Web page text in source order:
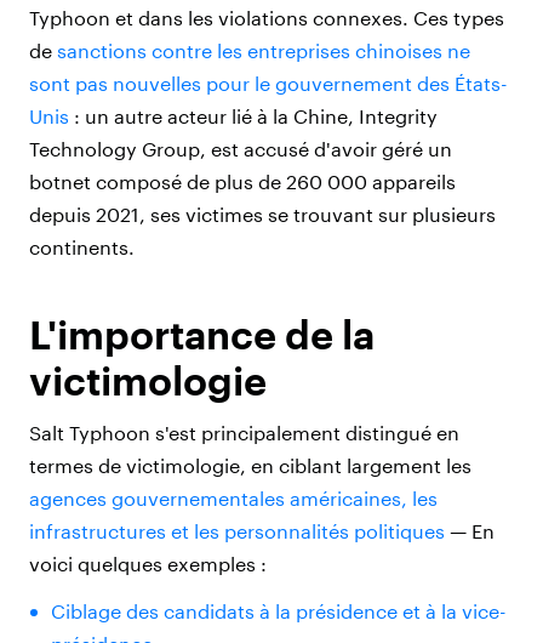
Typhoon et dans les violations connexes. Ces types
de sanctions contre les entreprises chinoises ne
sont pas nouvelles pour le gouvernement des États-
Unis : un autre acteur lié à la Chine, Integrity
Technology Group, est accusé d'avoir géré un
botnet composé de plus de 260 000 appareils
depuis 2021, ses victimes se trouvant sur plusieurs
continents.
L'importance de la
victimologie
Salt Typhoon s'est principalement distingué en
termes de victimologie, en ciblant largement les
agences gouvernementales américaines, les
infrastructures et les personnalités politiques — En
voici quelques exemples :
Ciblage des candidats à la présidence et à la vice-